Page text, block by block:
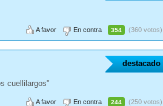
A favor En contra 354 (360 votos)
destacado
cuellilargos"
A favor En contra 244 (250 votos)